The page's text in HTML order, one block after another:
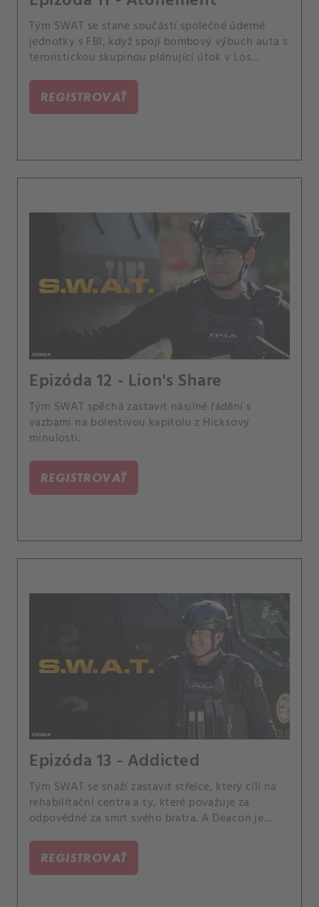
Tým SWAT se stane součástí společné úderné
jednotky s FBI, když spojí bombový výbuch auta s
teroristickou skupinou plánující útok v Los
umožní nahlédnout do původu jeho víry.
REGISTROVAŤ
Epizóda 12 - Lion's Share
Tým SWAT spěchá zastavit násilné řádění s
vazbami na bolestivou kapitolu z Hicksovy
minulosti.
REGISTROVAŤ
Epizóda 13 - Addicted
Tým SWAT se snaží zastavit střelce, který cílí na
rehabilitační centra a ty, které považuje za
odpovědné za smrt svého bratra. A Deacon je
rozhodnutí, které má nečekané důsledky pro
jejich dceru.
REGISTROVAŤ